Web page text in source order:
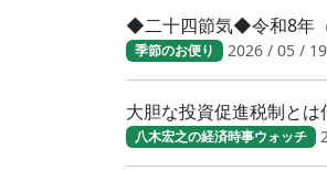
◆二十四節気◆令和8年
季節のお便り 2026 / 05 / 19
大胆な投資促進税制とは
八木宏之の経済時事ウォッチ